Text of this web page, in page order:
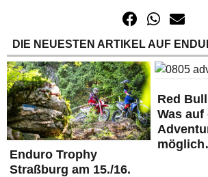
DIE NEUESTEN ARTIKEL AUF
Enduro Trophy
Straßburg am 15./16.
Red
Was auf